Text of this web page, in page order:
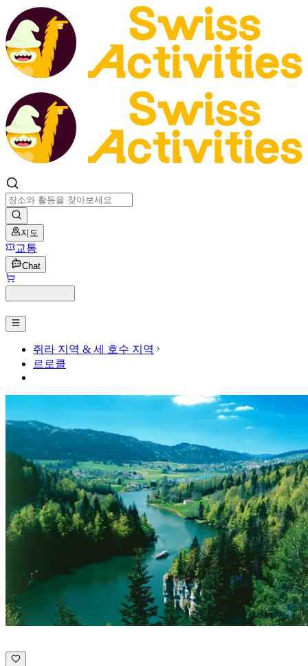
지도
교통
Chat
쥐라 지역 & 세 호수 지역
르로클